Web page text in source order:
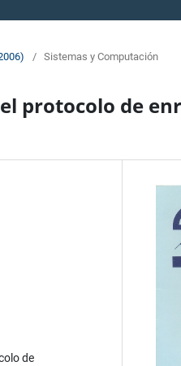
/ Sistemas y Computación
protocolo de
de